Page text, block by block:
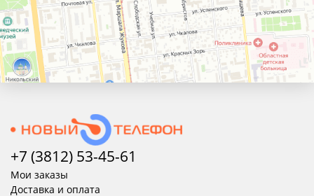
+7 (3812) 53-45-61
Мои заказы
Доставка и оплата